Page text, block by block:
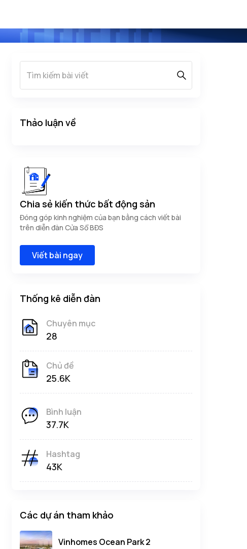
Thảo luận về
Chia sẻ kiến thức bất động sản
Đóng góp kinh nghiệm của bạn bằng cách viết bài
trên diễn đàn Cửa Sổ BĐS
Viết bài ngay
Thống kê diễn đàn
Chuyên mục
28
Chủ đề
25.6K
Bình luận
37.7K
Hashtag
43K
Các dự án tham khảo
Vinhomes Ocean Park 2